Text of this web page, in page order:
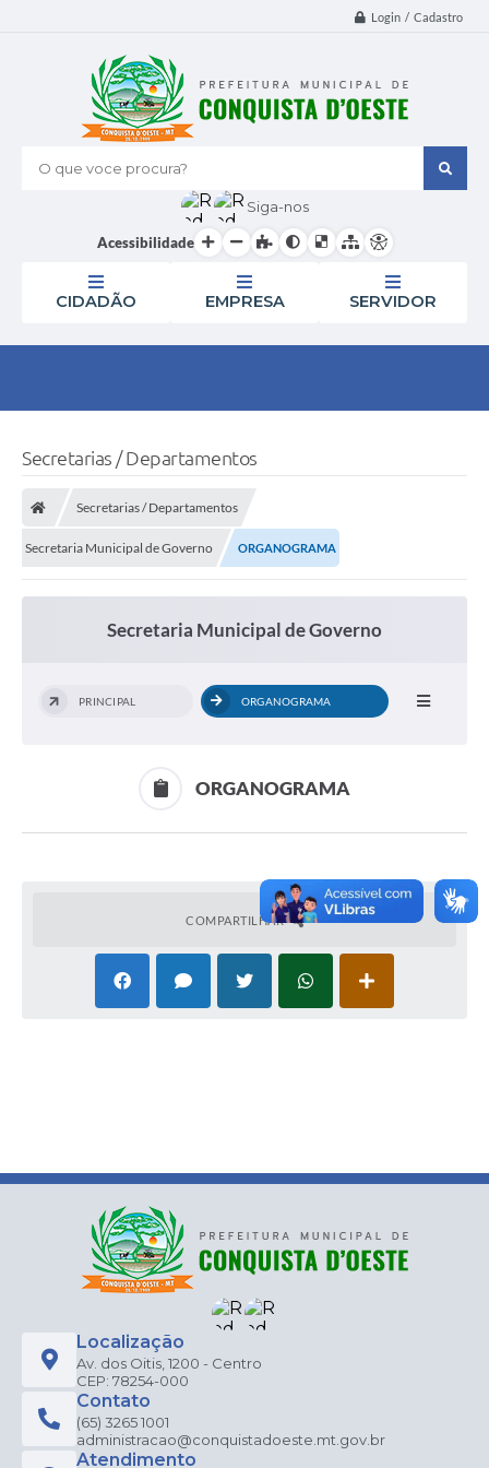
Login / Cadastro
O que voce procura?
Siga-nos
Acessibilidade
CIDADÃO EMPRESA SERVIDOR
Secretarias / Departamentos
Secretarias / Departamentos
Secretaria Municipal de Governo ORGANOGRAMA
Secretaria Municipal de Governo
PRINCIPAL ORGANOGRAMA
ORGANOGRAMA
COMPARTILHAR
Localização
Av. dos Oitis, 1200 - Centro
CEP: 78254-000
Contato
(65) 3265 1001
administracao@conquistadoeste.mt.gov.br
Atendimento